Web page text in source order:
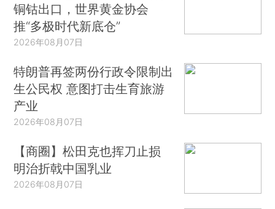
铜钴出口，世界黄金协会
推“多极时代新底仓”
2026年08月07日
特朗普再签两份行政令限制出
生公民权 意图打击生育旅游
产业
2026年08月07日
【商圈】松田克也挥刀止损
明治折戟中国乳业
2026年08月07日